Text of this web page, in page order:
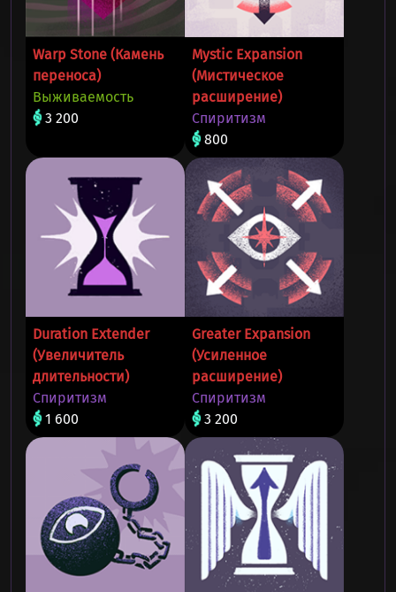
Warp Stone (Камень
переноса)
Выживаемость
3 200
Mystic Expansion
(Мистическое
расширение)
Спиритизм
800
Duration Extender
(Увеличитель
длительности)
Спиритизм
1 600
Greater Expansion
(Усиленное
расширение)
Спиритизм
3 200